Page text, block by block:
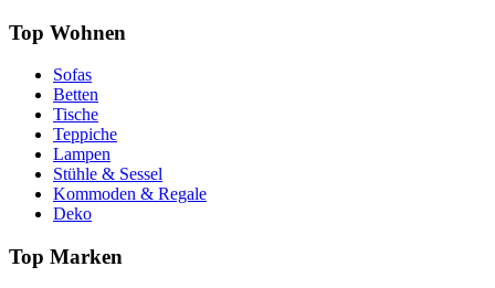
Top Wohnen
Sofas
Betten
Tische
Teppiche
Lampen
Stühle & Sessel
Kommoden & Regale
Deko
Top Marken